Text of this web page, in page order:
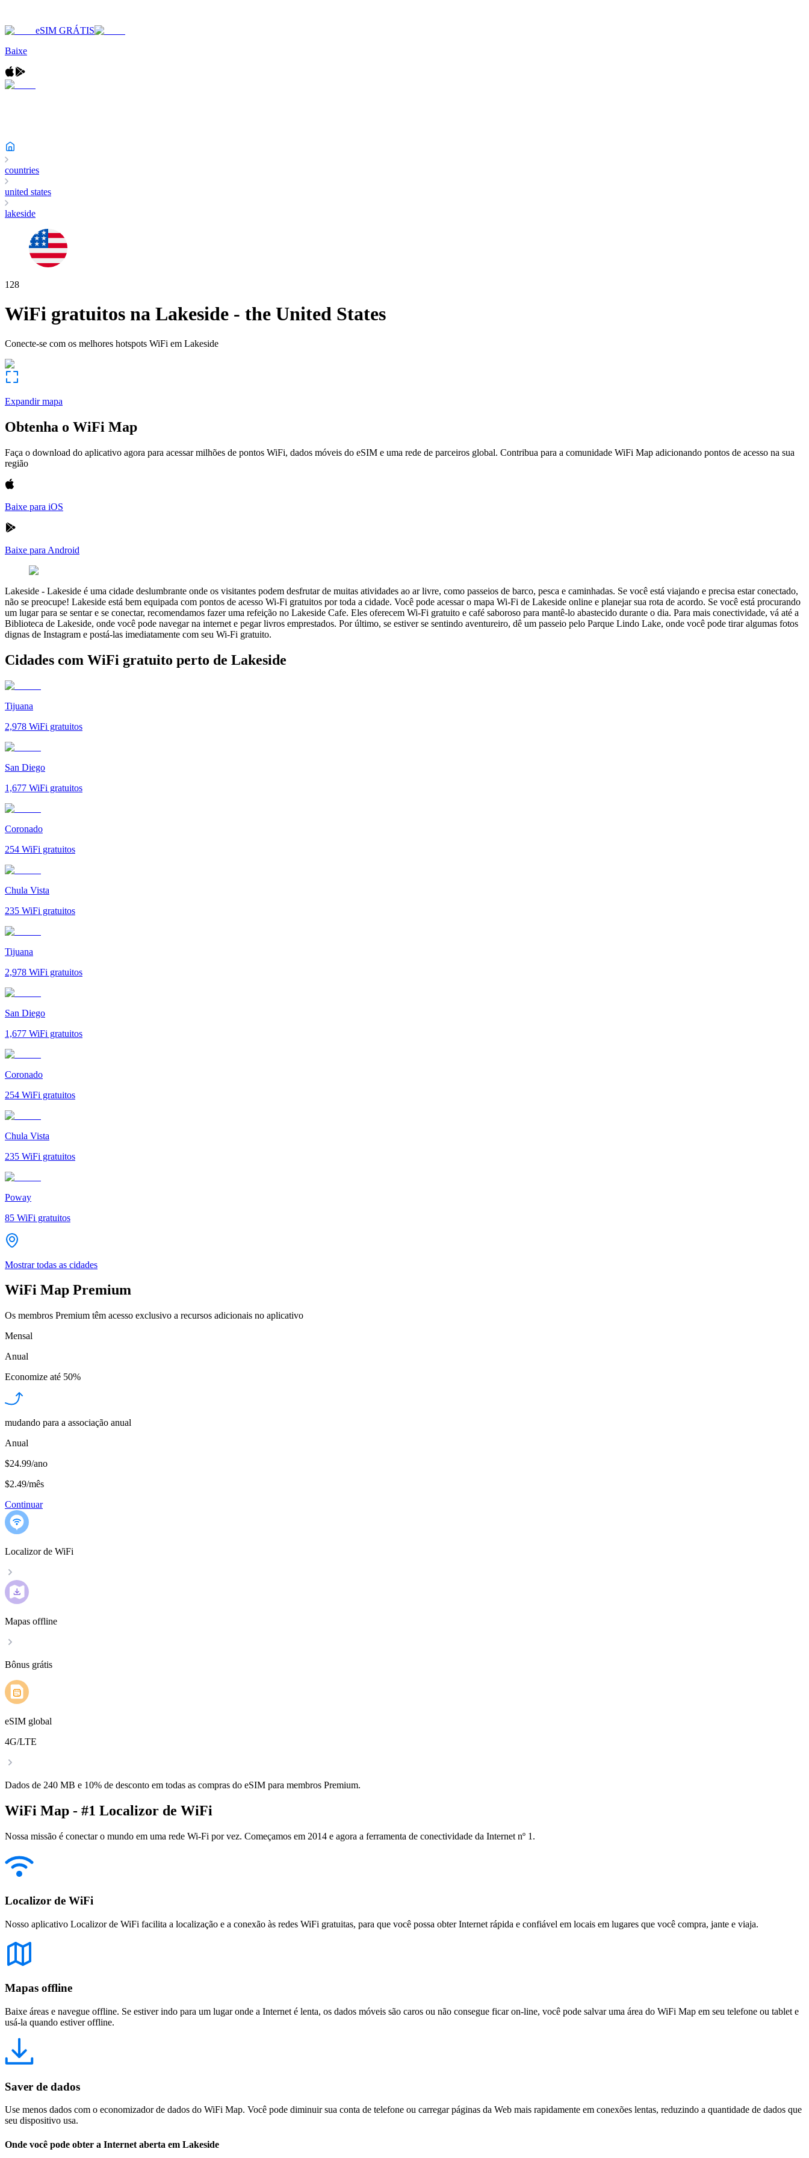
eSIM GRÁTIS
Baixe
countries
united states
lakeside
128
WiFi gratuitos na Lakeside - the United States
Conecte-se com os melhores hotspots WiFi em Lakeside
Expandir mapa
Obtenha o WiFi Map
Faça o download do aplicativo agora para acessar milhões de pontos WiFi, dados móveis do eSIM e uma rede de parceiros global. Contribua para a comunidade WiFi Map adicionando pontos de acesso na sua
região
Baixe para iOS
Baixe para Android
Lakeside - Lakeside é uma cidade deslumbrante onde os visitantes podem desfrutar de muitas atividades ao ar livre, como passeios de barco, pesca e caminhadas. Se você está viajando e precisa estar conectado,
não se preocupe! Lakeside está bem equipada com pontos de acesso Wi-Fi gratuitos por toda a cidade. Você pode acessar o mapa Wi-Fi de Lakeside online e planejar sua rota de acordo. Se você está procurando
um lugar para se sentar e se conectar, recomendamos fazer uma refeição no Lakeside Cafe. Eles oferecem Wi-Fi gratuito e café saboroso para mantê-lo abastecido durante o dia. Para mais conectividade, vá até a
Biblioteca de Lakeside, onde você pode navegar na internet e pegar livros emprestados. Por último, se estiver se sentindo aventureiro, dê um passeio pelo Parque Lindo Lake, onde você pode tirar algumas fotos
dignas de Instagram e postá-las imediatamente com seu Wi-Fi gratuito.
Cidades com WiFi gratuito perto de Lakeside
Tijuana
2,978 WiFi gratuitos
San Diego
1,677 WiFi gratuitos
Coronado
254 WiFi gratuitos
Chula Vista
235 WiFi gratuitos
Tijuana
2,978 WiFi gratuitos
San Diego
1,677 WiFi gratuitos
Coronado
254 WiFi gratuitos
Chula Vista
235 WiFi gratuitos
Poway
85 WiFi gratuitos
Mostrar todas as cidades
WiFi Map Premium
Os membros Premium têm acesso exclusivo a recursos adicionais no aplicativo
Mensal
Anual
Economize até 50%
mudando para a associação anual
Anual
$24.99/ano
$2.49/mês
Continuar
Localizor de WiFi
Mapas offline
Bônus grátis
eSIM global
4G/LTE
Dados de 240 MB e 10% de desconto em todas as compras do eSIM para membros Premium.
WiFi Map - #1 Localizor de WiFi
Nossa missão é conectar o mundo em uma rede Wi-Fi por vez. Começamos em 2014 e agora a ferramenta de conectividade da Internet nº 1.
Localizor de WiFi
Nosso aplicativo Localizor de WiFi facilita a localização e a conexão às redes WiFi gratuitas, para que você possa obter Internet rápida e confiável em locais em lugares que você compra, jante e viaja.
Mapas offline
Baixe áreas e navegue offline. Se estiver indo para um lugar onde a Internet é lenta, os dados móveis são caros ou não consegue ficar on-line, você pode salvar uma área do WiFi Map em seu telefone ou tablet e
usá-la quando estiver offline.
Saver de dados
Use menos dados com o economizador de dados do WiFi Map. Você pode diminuir sua conta de telefone ou carregar páginas da Web mais rapidamente em conexões lentas, reduzindo a quantidade de dados que
seu dispositivo usa.
Onde você pode obter a Internet aberta em Lakeside